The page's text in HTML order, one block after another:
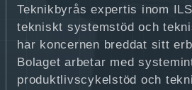
Teknikbyrås expertis inom
tekniskt systemstöd och
har koncernen breddat sitt
Bolaget arbetar med
produktlivscykelstöd och